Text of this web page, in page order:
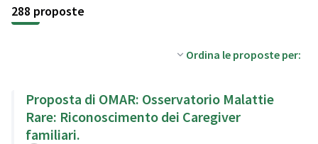
288 proposte
Ordina le proposte per:
Proposta di OMAR: Osservatorio Malattie
Rare: Riconoscimento dei Caregiver
familiari.